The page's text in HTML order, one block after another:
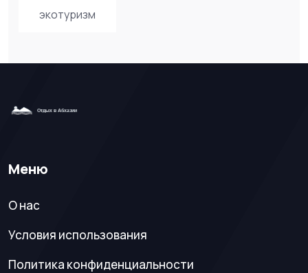
экотуризм
Меню
О нас
Условия использования
Политика конфиденциальности